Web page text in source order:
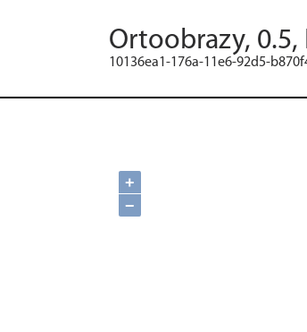
Ortoobrazy, 0.5,
10136ea1-176a-11e6-92d5-
+
−